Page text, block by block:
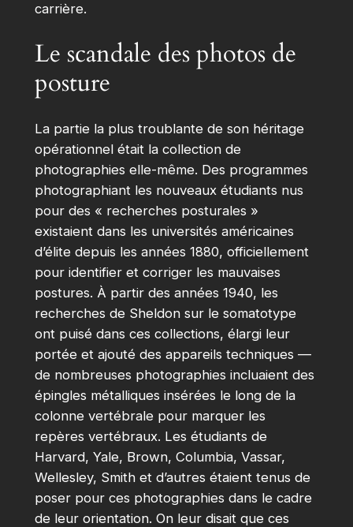
carrière.
Le scandale des photos de
posture
La partie la plus troublante de son héritage
opérationnel était la collection de
photographies elle-même. Des programmes
photographiant les nouveaux étudiants nus
pour des « recherches posturales »
existaient dans les universités américaines
d’élite depuis les années 1880, officiellement
pour identifier et corriger les mauvaises
postures. À partir des années 1940, les
recherches de Sheldon sur le somatotype
ont puisé dans ces collections, élargi leur
portée et ajouté des appareils techniques —
de nombreuses photographies incluaient des
épingles métalliques insérées le long de la
colonne vertébrale pour marquer les
repères vertébraux. Les étudiants de
Harvard, Yale, Brown, Columbia, Vassar,
Wellesley, Smith et d’autres étaient tenus de
poser pour ces photographies dans le cadre
de leur orientation. On leur disait que ces